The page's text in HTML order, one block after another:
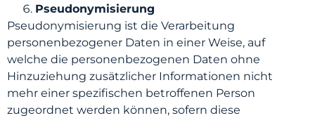
Pseudonymisierung
Pseudonymisierung ist die Verarbeitung
personenbezogener Daten in einer Weise, auf
welche die personenbezogenen Daten ohne
Hinzuziehung zusätzlicher Informationen nicht
mehr einer spezifischen betroffenen Person
zugeordnet werden können, sofern diese